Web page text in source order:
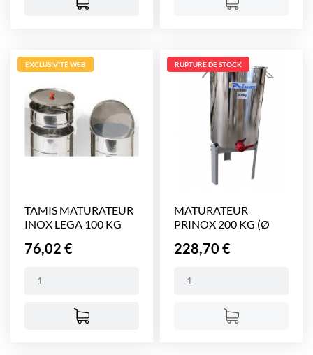
TAMIS MATURATEUR
INOX LEGA 100 KG
Prix
76,02 €
EXCLUSIVITÉ WEB
MATURATEUR
PRINOX 200 KG (Ø
Prix
228,70 €
RUPTURE DE STOCK